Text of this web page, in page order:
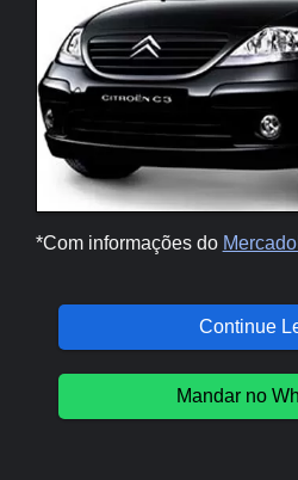
*Com informações do
Continue
Mandar no